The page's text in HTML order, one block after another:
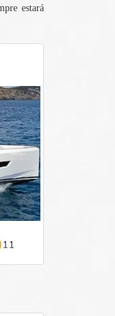
estará